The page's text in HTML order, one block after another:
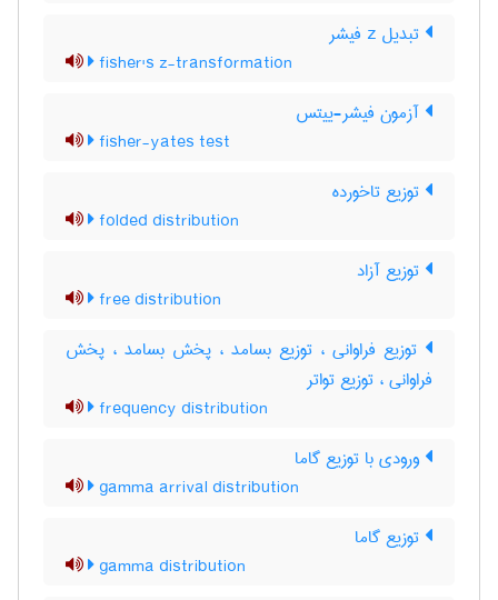
تبدیل z فیشر
fisher's z-transformation
آزمون فیشر-ییتس
fisher-yates test
توزیع تاخورده
folded distribution
توزیع آزاد
free distribution
توزیع فراوانی ، توزیع بسامد ، پخش بسامد ، پخش
فراوانی ، توزیع تواتر
frequency distribution
ورودی با توزیع گاما
gamma arrival distribution
توزیع گاما
gamma distribution